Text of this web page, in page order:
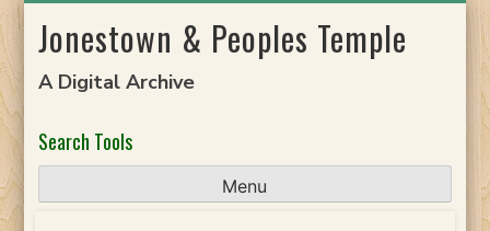
toJonestown & Peoples Temple
A Digital Archive
Search Tools
Menu